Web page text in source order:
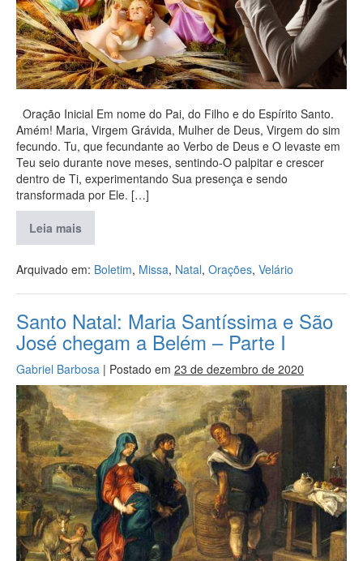
Oração Inicial Em nome do Pai, do Filho e do Espírito Santo.
Amém! Maria, Virgem Grávida, Mulher de Deus, Virgem do sim
fecundo. Tu, que fecundante ao Verbo de Deus e O levaste em
Teu seio durante nove meses, sentindo-O palpitar e crescer
dentro de Ti, experimentando Sua presença e sendo
transformada por Ele. […]
Leia mais
Arquivado em: Boletim, Missa, Natal, Orações, Velário
Santo Natal: Maria Santíssima e São
José chegam a Belém – Parte I
Gabriel Barbosa | Postado em 23 de dezembro de 2020